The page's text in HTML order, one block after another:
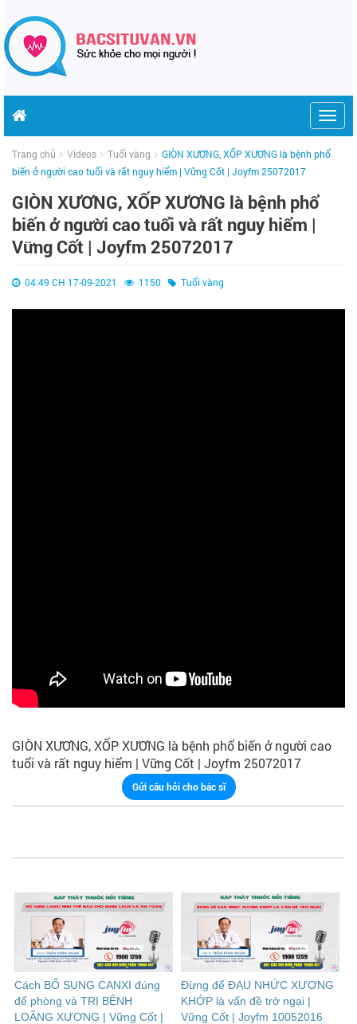
Trang chủ Videos Tuổi vàng
GIÒN XƯƠNG, XỐP XƯƠNG là bệnh phổ
biến ở người cao tuổi và rất nguy hiểm | Vững Cốt | Joyfm 25072017
GIÒN XƯƠNG, XỐP XƯƠNG là bệnh phổ
biến ở người cao tuổi và rất nguy hiểm |
Vững Cốt | Joyfm 25072017
04:49 CH 17-09-2021 1150 Tuổi vàng
GIÒN XƯƠNG, XỐP XƯƠNG là bệnh phổ biến ở người cao
tuổi và rất nguy hiểm | Vững Cốt | Joyfm 25072017
Gửi câu hỏi cho bác sĩ
Cách BỔ SUNG CANXI đúng
để phòng và TRỊ BỆNH
LOÃNG XƯƠNG | Vững Cốt |
Đừng để ĐAU NHỨC XƯƠNG
KHỚP là vấn đề trở ngại |
Vững Cốt | Joyfm 10052016